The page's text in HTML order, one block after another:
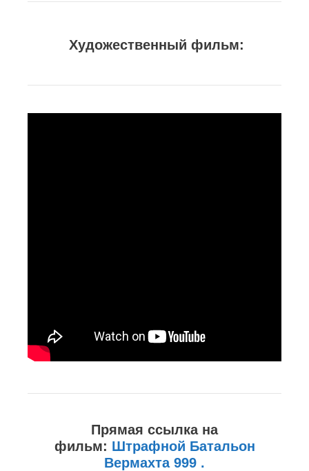
Художественный фильм:
Прямая ссылка на
фильм: Штрафной Батальон
Вермахта 999 .